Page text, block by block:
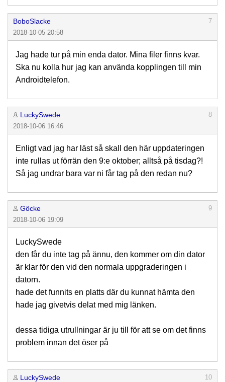
BoboSlacke
7
2018-10-05 20:58
Jag hade tur på min enda dator. Mina filer finns kvar.
Ska nu kolla hur jag kan använda kopplingen till min
Androidtelefon.
LuckySwede
8
2018-10-06 16:46
Enligt vad jag har läst så skall den här uppdateringen
inte rullas ut förrän den 9:e oktober; alltså på tisdag?!
Så jag undrar bara var ni får tag på den redan nu?
Göcke
9
2018-10-06 19:09
LuckySwede
den får du inte tag på ännu, den kommer om din dator
är klar för den vid den normala uppgraderingen i
datorn.
hade det funnits en platts där du kunnat hämta den
hade jag givetvis delat med mig länken.
dessa tidiga utrullningar är ju till för att se om det finns
problem innan det öser på
LuckySwede
10